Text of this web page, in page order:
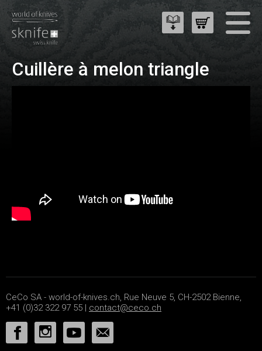
Cuillère à melon triangle
CeCo SA - world-of-knives.ch, Rue Neuve 5, CH-2502 Bienne,
+41 (0)32 322 97 55 | contact@ceco.ch